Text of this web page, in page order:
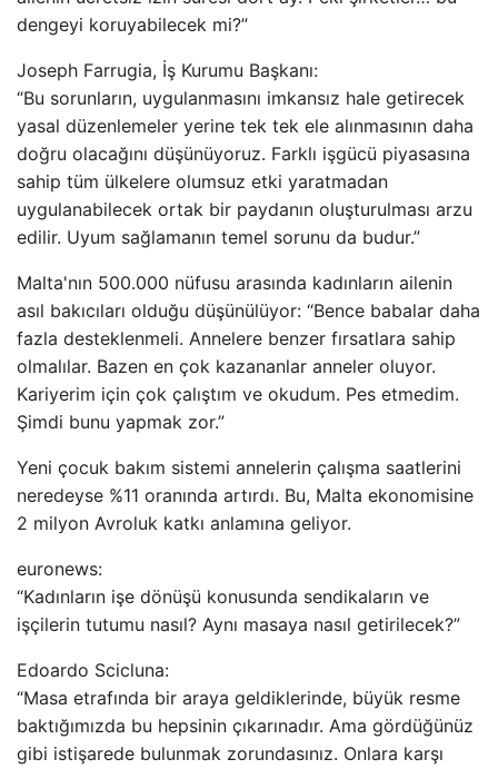
dengeyi koruyabilecek mi?”
Joseph Farrugia, İş Kurumu Başkanı:
“Bu sorunların, uygulanmasını imkansız hale getirecek
yasal düzenlemeler yerine tek tek ele alınmasının daha
doğru olacağını düşünüyoruz. Farklı işgücü piyasasına
sahip tüm ülkelere olumsuz etki yaratmadan
uygulanabilecek ortak bir paydanın oluşturulması arzu
edilir. Uyum sağlamanın temel sorunu da budur.”
Malta'nın 500.000 nüfusu arasında kadınların ailenin
asıl bakıcıları olduğu düşünülüyor: “Bence babalar daha
fazla desteklenmeli. Annelere benzer fırsatlara sahip
olmalılar. Bazen en çok kazananlar anneler oluyor.
Kariyerim için çok çalıştım ve okudum. Pes etmedim.
Şimdi bunu yapmak zor.”
Yeni çocuk bakım sistemi annelerin çalışma saatlerini
neredeyse %11 oranında artırdı. Bu, Malta ekonomisine
2 milyon Avroluk katkı anlamına geliyor.
euronews:
“Kadınların işe dönüşü konusunda sendikaların ve
işçilerin tutumu nasıl? Aynı masaya nasıl getirilecek?”
Edoardo Scicluna:
“Masa etrafında bir araya geldiklerinde, büyük resme
baktığımızda bu hepsinin çıkarınadır. Ama gördüğünüz
gibi istişarede bulunmak zorundasınız. Onlara karşı